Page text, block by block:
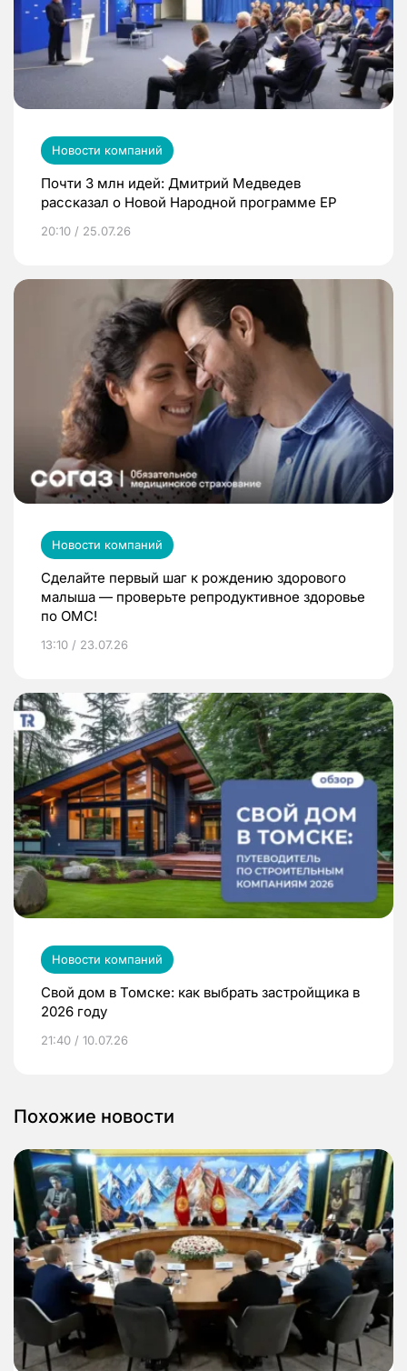
Новости компаний
Почти 3 млн идей: Дмитрий Медведев
рассказал о Новой Народной программе ЕР
20:10 / 25.07.26
Новости компаний
Сделайте первый шаг к рождению здорового
малыша — проверьте репродуктивное здоровье
по ОМС!
13:10 / 23.07.26
Новости компаний
Свой дом в Томске: как выбрать застройщика в
2026 году
21:40 / 10.07.26
Похожие новости